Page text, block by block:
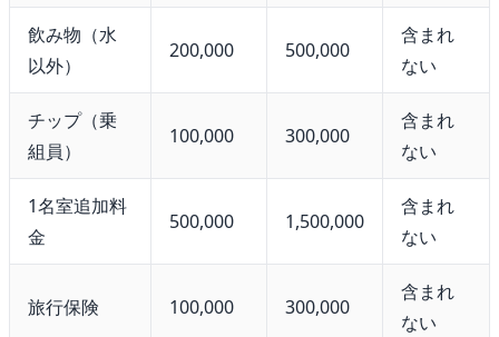
飲み物（水
以外）
200,000 500,000
含まれ
ない
チップ（乗
組員）
100,000 300,000
含まれ
ない
1名室追加料
金
500,000 1,500,000
含まれ
ない
旅行保険 100,000 300,000
含まれ
ない